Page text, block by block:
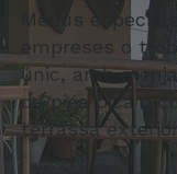
Menús
empreses o
únic, amb
de pica pica o
terrassa